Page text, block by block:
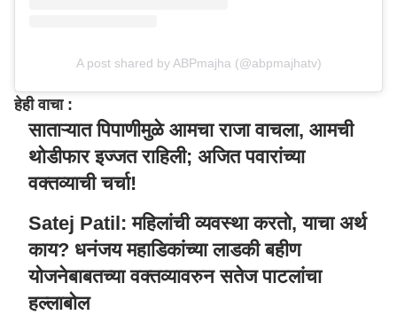
A post shared by ABPmajha (@abpmajhatv)
हेही वाचा :
साताऱ्यात पिपाणीमुळे आमचा राजा वाचला, आमची
थोडीफार इज्जत राहिली; अजित पवारांच्या
वक्तव्याची चर्चा!
Satej Patil: महिलांची व्यवस्था करतो, याचा अर्थ
काय? धनंजय महाडिकांच्या लाडकी बहीण
योजनेबाबतच्या वक्तव्यावरुन सतेज पाटलांचा
हल्लाबोल